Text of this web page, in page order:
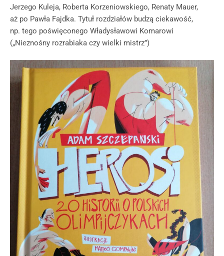
Jerzego Kuleja, Roberta Korzeniowskiego, Renaty Mauer,
aż po Pawła Fajdka. Tytuł rozdziałów budzą ciekawość,
np. tego poświęconego Władysławowi Komarowi
(„Nieznośny rozrabiaka czy wielki mistrz”)